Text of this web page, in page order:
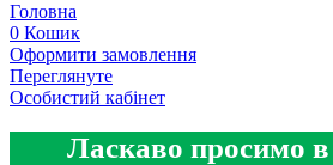
Головна
0 Кошик
Оформити замовлення
Переглянуте
Особистий кабінет
Ласкаво просимо